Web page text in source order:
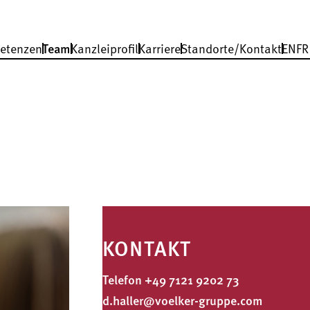
Team KanzleiprofilKarriereStandorte/KontaktENFR
KONTAKT
Telefon +49 7121 9202 73
d.haller@voelker-gruppe.com